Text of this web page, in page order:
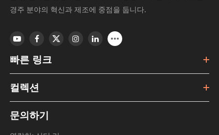
경주 분야의 혁신과 제조에 중점을 둡니다.
빠른 링크
컬렉션
문의하기